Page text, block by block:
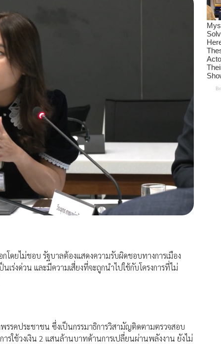
ดยไม่ชอบ รัฐบาลต้องแสดงความรับผิดชอบทางการเมือง
ร่งด่วน และมีความเสี่ยงที่จะถูกนำไปใช้กับโครงการที่ไม่
รคประชาชน ซึ่งเป็นกรรมาธิการวิสามัญติดตามตรวจสอบ
รใช้วงเงิน 2 แสนล้านบาทด้านการเปลี่ยนผ่านพลังงาน ยังไม่